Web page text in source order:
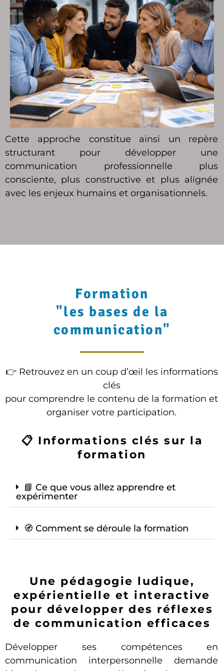
Cette approche constitue ainsi un repère
structurant pour développer une
communication professionnelle plus
consciente, plus constructive et plus alignée
avec les enjeux humains et organisationnels.
Formation
"les bases de la
communication"
👉 Retrouvez en un coup d’œil les informations
clés
pour comprendre le contenu de la formation et
organiser votre participation.
📋 Informations clés sur la
formation
📘 Ce que vous allez apprendre et
expérimenter
🧭 Comment se déroule la formation
Une pédagogie ludique,
expérientielle et interactive
pour développer des réflexes
de communication efficaces
Développer ses compétences en
communication interpersonnelle demande